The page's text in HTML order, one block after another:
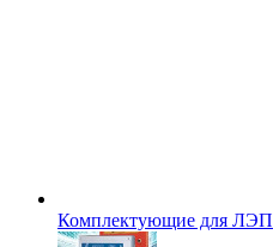
Комплектующие для ЛЭП